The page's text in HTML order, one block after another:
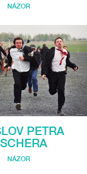
NÁZOR
PETRA
NÁZOR